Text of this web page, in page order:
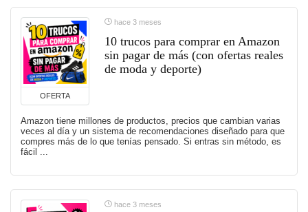
OFERTA
hace 3 meses
10 trucos para comprar en Amazon
sin pagar de más (con ofertas reales
de moda y deporte)
Amazon tiene millones de productos, precios que cambian varias
veces al día y un sistema de recomendaciones diseñado para que
compres más de lo que tenías pensado. Si entras sin método, es
fácil ...
hace 3 meses